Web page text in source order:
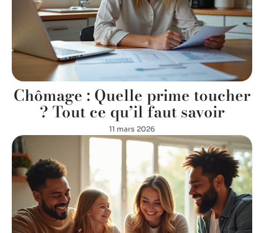
Chômage : Quelle prime toucher
? Tout ce qu’il faut savoir
11 mars 2026